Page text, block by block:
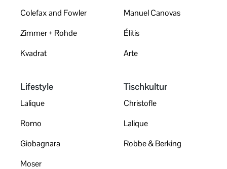
Colefax and Fowler
Zimmer + Rohde
Kvadrat
Manuel Canovas
Élitis
Arte
Lifestyle
Lalique
Romo
Giobagnara
Moser
Tischkultur
Christofle
Lalique
Robbe & Berking